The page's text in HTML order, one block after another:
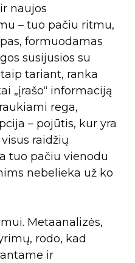
naujos
– tuo pačiu ritmu,
formuodamas
susijusios su
tariant, ranka
„įrašo“ informaciją
rega,
– pojūtis, kur yra
raidžių
tuo pačiu vienodu
nebelieka už ko
Metaanalizės,
rodo, kad
ir